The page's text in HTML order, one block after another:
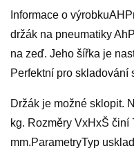
Informace o
držák na pneumatiky
na zeď. Jeho šířka je
Perfektní pro skladování
Držák je možné sklopit.
kg. Rozměry VxHxŠ činí
mm.ParametryTyp